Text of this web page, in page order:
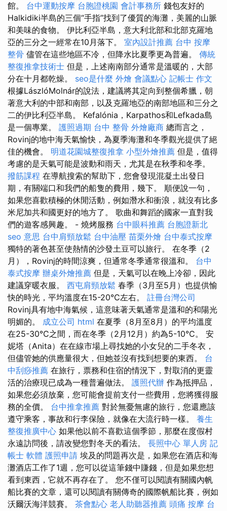
館。 台中運動按摩 台胞證桃園 會計事務所 錢包友好的
Halkidiki半島的三個“手指”找到了優質的海灘，美麗的山脈
和美味的食物。 伊比利亞半島，意大利北部和北部克羅地
亞的三分之一經常在10月落下。 室內設計推薦 台中 按摩
整骨 儘管在這些地區不冷，但降水比夏季更為普遍。 傳統
整復推拿技術士 但是，上述南南部分通常是溫暖的，大部
分在十月都乾燥。 seo是什麼 外燴 會議點心 記帳士 作文
根據LászlóMolnár的說法，建議將其定向到整個希臘，朝
著意大利的中部和南部，以及克羅地亞的南部地區和三分之
二的伊比利亞半島。 Kefalónia，Karpathos和Lefkada島
是一個專業。 護照過期 台中 整骨 外燴廠商 總而言之，
Rovinj的地中海天氣愉快，為夏季海灘和冬季觀光提供了絕
佳的機會。 明道花園城整復推拿 小型外燴推薦 但是，值得
考慮的是天氣可能是波動和雨天，尤其是在秋季和冬季。
撥筋課程 在導航搜索的幫助下，您會發現混凝土出發日
期，有關端口和我們的船隻的費用，幾下。 順便說一句，
如果您喜歡積極的休閒活動，例如潛水和衝浪，就沒有比多
米尼加共和國更好的地方了。 歌曲和舞蹈的國家一直對我
們的遊客感興趣。 - 燒烤服務 台中眼科推薦 台胞證新北
seo 意思 台中肩頸放鬆 台中油壓 苗栗外燴 台中泰式按摩
獨特的著色甚至使熱情的沙發土豆可以旅行。 在冬季（2
月），Rovinj的時間涼爽，但通常冬季通常很溫和。 台中
泰式按摩 辦桌外燴推薦 但是，天氣可以在晚上冷卻，因此
建議穿暖衣服。 西屯肩頸放鬆 春季（3月至5月）也提供愉
快的時光，平均溫度在15-20°C左右。 註冊台灣公司
Rovinj具有地中海氣候，這意味著天氣通常是溫和的和陽光
明媚的。 成立公司 html 在夏季（8月至8月）的平均溫度
在25-30°C之間，而在冬季（2月12月）約為5-10°C。 安
妮塔（Anita）在在線市場上尋找她的小女兒的二手冬衣，
但儘管她的供應量很大，但她並沒有找到想要的東西。 台
中刮痧推薦 在旅行，票務和住宿的情況下，對取消的更靈
活的治療現已成為一種普遍做法。 護照代辦 作為抵押品，
如果您必須放棄，您可能會提前支付一些費用，您將獲得服
務的全價。 台中推拿推薦 對於無憂無慮的旅行，您還應該
遵守乘客，事故和行李保險，就像在大流行時一樣。 養生
整復推廣中心 如果他以前不喜歡這個季節，那麼在度假村
永遠訪問後，請改變您對冬天的看法。 長照中心 單人房 記
帳士 軟體 護照申請 埃及的問題再次是，如果您在酒店和海
灘酒店工作了1週，您可以從這筆錢中賺錢，但是如果您想
看到東西，它就不再存在了。 您不僅可以閱讀有關國內帆
船比賽的文章，還可以閱讀有關傳奇的國際帆船比賽，例如
沃爾沃海洋競賽。 茶會點心 老人助聽器推薦 頭痛 按摩 台